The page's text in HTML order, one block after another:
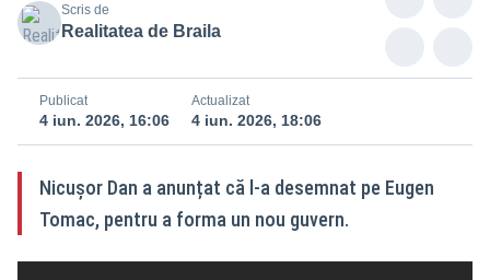
Scris de
Realitatea de Braila
Publicat
4 iun. 2026, 16:06
Actualizat
4 iun. 2026, 18:06
Nicușor Dan a anunțat că l-a desemnat pe Eugen
Tomac, pentru a forma un nou guvern.